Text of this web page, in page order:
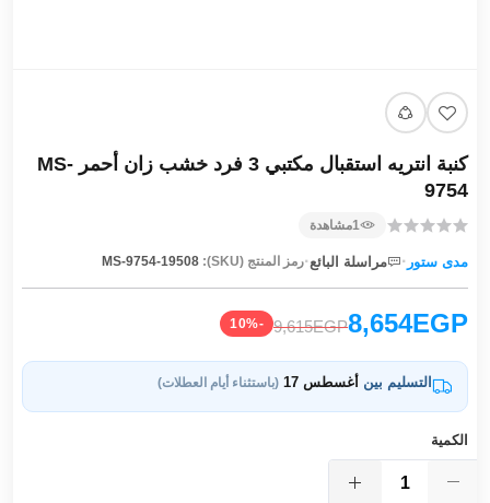
كنبة انتريه استقبال مكتبي 3 فرد خشب زان أحمر MS-
9754
1مشاهدة
مدى ستور · مراسلة البائع ·رمز المنتج (SKU): MS-9754-19508
8,654EGP
9,615EGP
-10%
التسليم بين أغسطس 17 (باستثناء أيام العطلات)
الكمية